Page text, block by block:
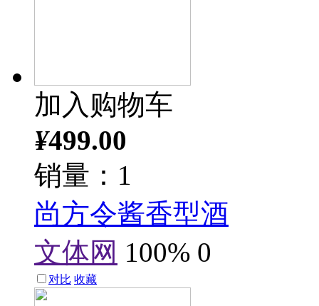
加入购物车
¥499.00
销量：1
尚方令酱香型酒
文体网 100% 0
对比 收藏